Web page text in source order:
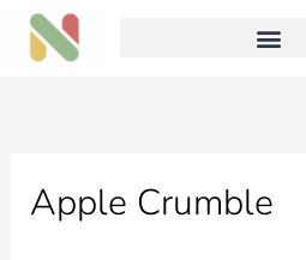
Zum
Inhalt
Apple Crumble